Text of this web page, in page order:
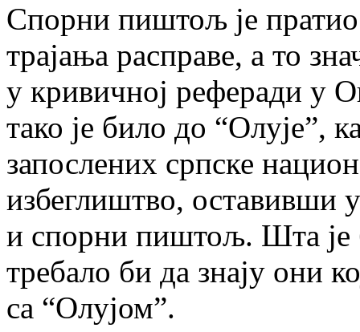
Спорни пиштољ је
трајања расправе, а то
у кривичној реферади у
тако је било до “Олује”,
запослених српске
избеглиштво, оставивши
и спорни пиштољ. Шта је
требало би да знају они
са “Олујом”.